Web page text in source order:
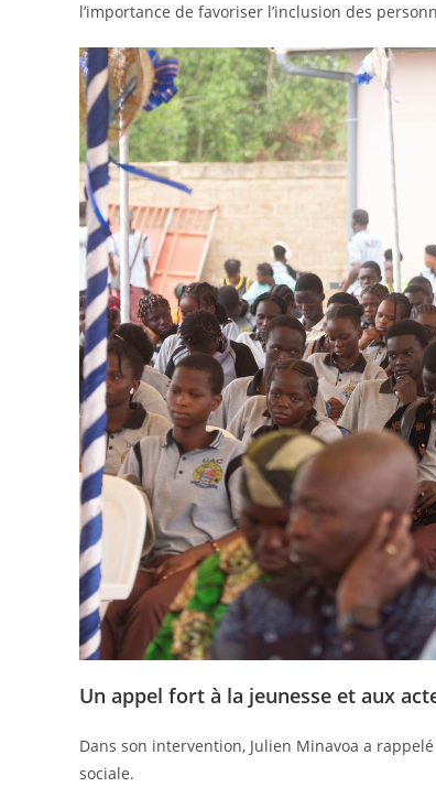
l’importance de favoriser l’inclusion des
Un appel fort à la jeunesse et aux
Dans son intervention, Julien Minavoa a
sociale.